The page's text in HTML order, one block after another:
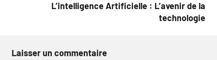
L’intelligence Artificielle : L’avenir de la
technologie
Laisser un commentaire